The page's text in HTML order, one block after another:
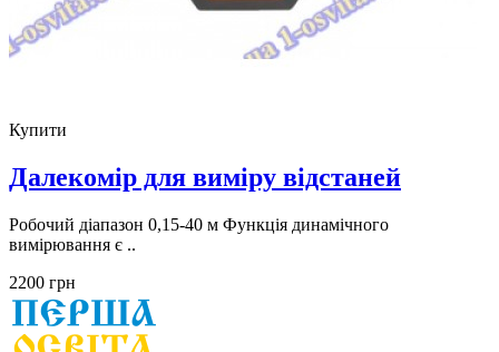
Купити
Далекомір для виміру відстаней
Робочий діапазон 0,15-40 м Функція динамічного
вимірювання є ..
2200 грн